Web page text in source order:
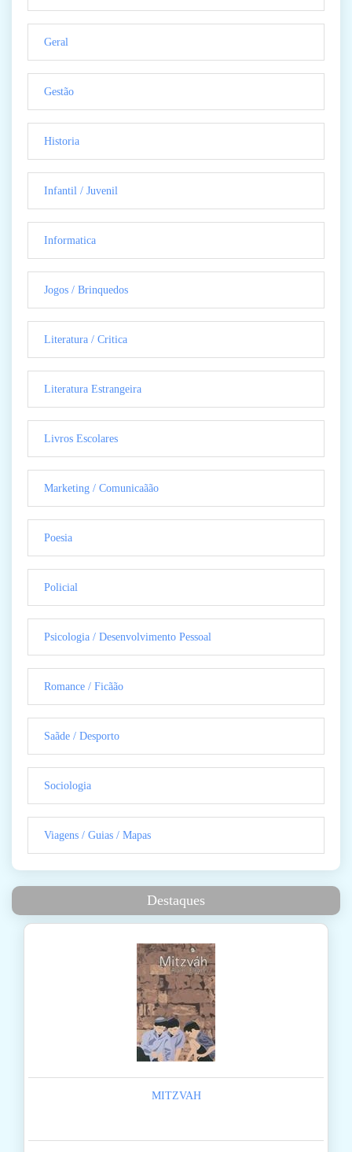
Geral
Gestão
Historia
Infantil / Juvenil
Informatica
Jogos / Brinquedos
Literatura / Critica
Literatura Estrangeira
Livros Escolares
Marketing / Comunicaãão
Poesia
Policial
Psicologia / Desenvolvimento Pessoal
Romance / Ficãão
Saãde / Desporto
Sociologia
Viagens / Guias / Mapas
Destaques
MITZVAH